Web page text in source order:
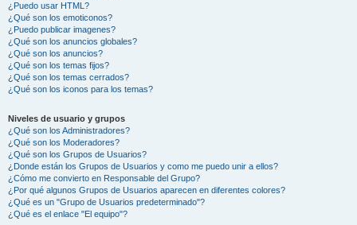
¿Puedo usar HTML?
¿Qué son los emoticonos?
¿Puedo publicar imagenes?
¿Qué son los anuncios globales?
¿Qué son los anuncios?
¿Qué son los temas fijos?
¿Qué son los temas cerrados?
¿Qué son los iconos para los temas?
Niveles de usuario y grupos
¿Qué son los Administradores?
¿Qué son los Moderadores?
¿Qué son los Grupos de Usuarios?
¿Donde están los Grupos de Usuarios y como me puedo unir a ellos?
¿Cómo me convierto en Responsable del Grupo?
¿Por qué algunos Grupos de Usuarios aparecen en diferentes colores?
¿Qué es un "Grupo de Usuarios predeterminado"?
¿Qué es el enlace "El equipo"?